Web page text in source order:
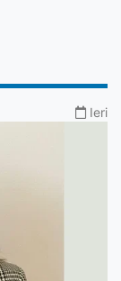
Ieri